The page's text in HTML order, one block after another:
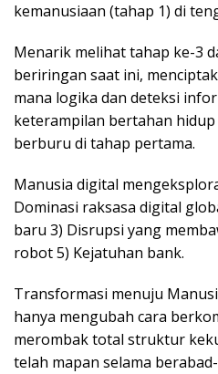
kemanusiaan (tahap 1) di
Menarik melihat tahap ke-3
beriringan saat ini,
mana logika dan deteksi
keterampilan bertahan
berburu di tahap pertama.
Manusia digital
Dominasi raksasa digital
baru 3) Disrupsi yang
robot 5) Kejatuhan bank.
Transformasi menuju
hanya mengubah cara
merombak total struktur
telah mapan selama